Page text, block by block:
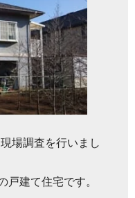
場調査を行いまし
戸建て住宅です。